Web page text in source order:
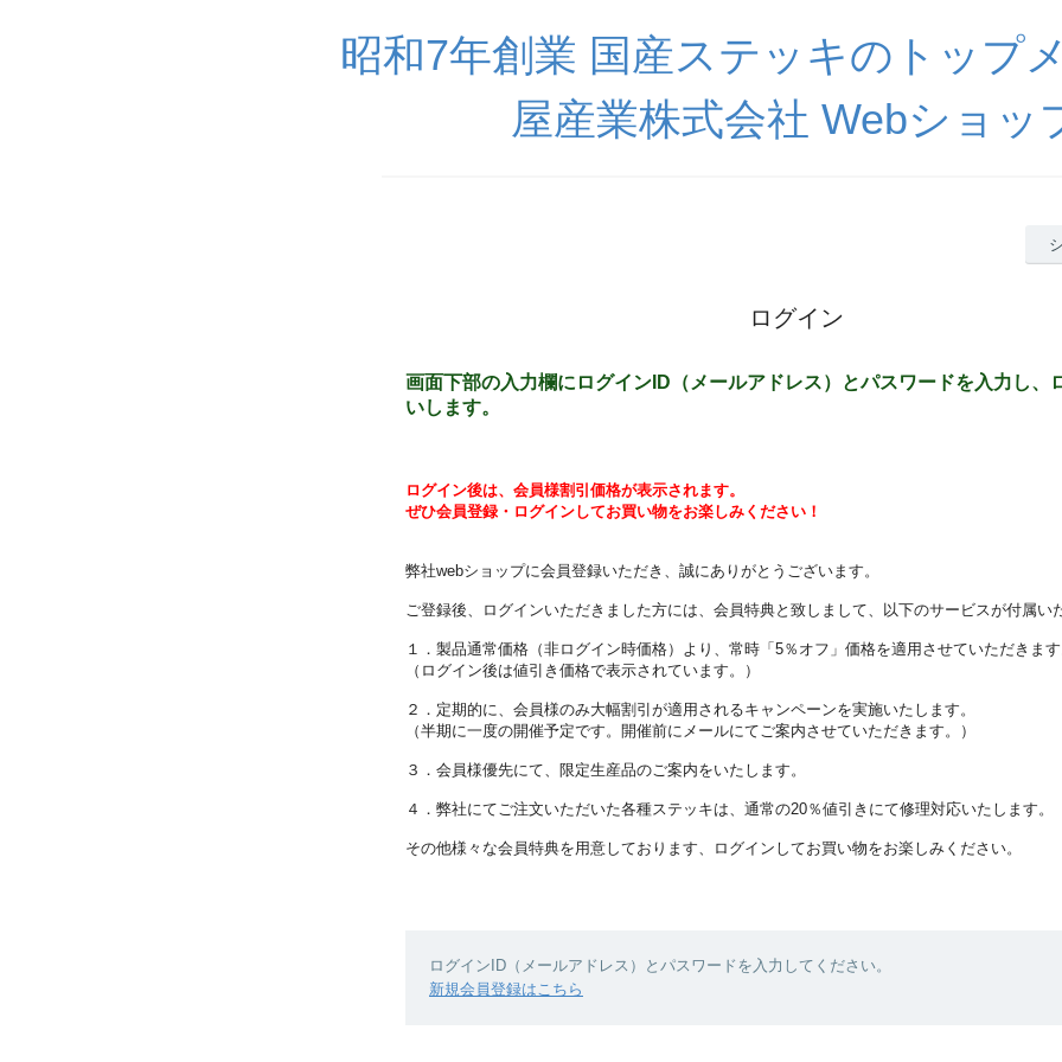
昭和7年創業 国産ステッキのトップ
屋産業株式会社 Webショッ
ログイン
画面下部の入力欄にログインID（メールアドレス）とパスワードを入力し、
いします。
ログイン後は、会員様割引価格が表示されます。
ぜひ会員登録・ログインしてお買い物をお楽しみください！
弊社webショップに会員登録いただき、誠にありがとうございます。
ご登録後、ログインいただきました方には、会員特典と致しまして、以下のサービスが付属い
１．製品通常価格（非ログイン時価格）より、常時「5％オフ」価格を適用させていただきます
（ログイン後は値引き価格で表示されています。）
２．定期的に、会員様のみ大幅割引が適用されるキャンペーンを実施いたします。
（半期に一度の開催予定です。開催前にメールにてご案内させていただきます。）
３．会員様優先にて、限定生産品のご案内をいたします。
４．弊社にてご注文いただいた各種ステッキは、通常の20％値引きにて修理対応いたします。
その他様々な会員特典を用意しております、ログインしてお買い物をお楽しみください。
ログインID（メールアドレス）とパスワードを入力してください。
新規会員登録はこちら